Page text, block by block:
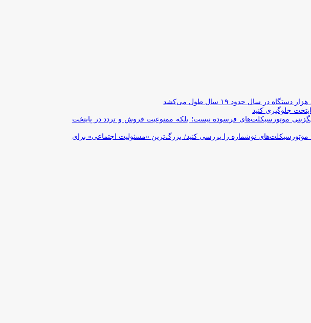
جلوگیری کنید
موتورسیکلت‌های فرسوده نیست؛ بلکه ممنوعیت فروش و تردد در پایتخت
نوشماره را بررسی کنید/ بزرگ‌ترین «مسئولیت اجتماعی» برای